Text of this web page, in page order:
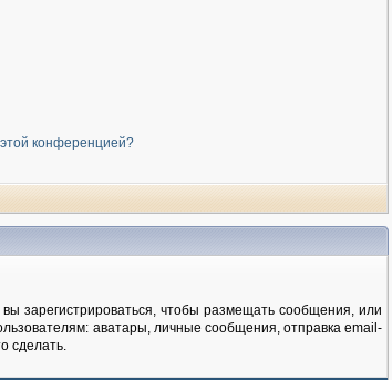
конференцией?
зарегистрироваться, чтобы размещать сообщения, или
аватары, личные сообщения, отправка email-
сделать.